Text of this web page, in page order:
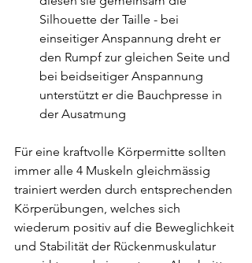
Silhouette der Taille - bei
einseitiger Anspannung dreht er
den Rumpf zur gleichen Seite und
bei beidseitiger Anspannung
unterstützt er die Bauchpresse in
der Ausatmung
Für eine kraftvolle Körpermitte sollten
immer alle 4 Muskeln gleichmässig
trainiert werden durch entsprechenden
Körperübungen, welches sich
wiederum positiv auf die Beweglichkeit
und Stabilität der Rückenmuskulatur